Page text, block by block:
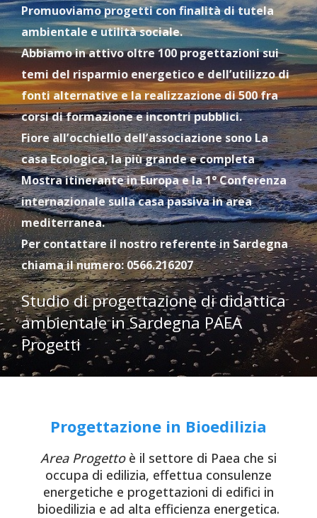
Promuoviamo progetti con finalità di tutela
ambientale e utilità sociale.
Abbiamo in attivo oltre 100 progettazioni sui
temi del risparmio energetico e dell’utilizzo di
fonti alternative e la realizzazione di 500 fra
corsi di formazione e incontri pubblici.
Fiore all’occhiello dell’associazione sono La
casa Ecologica, la più grande e completa
Mostra itinerante in Europa e la 1° Conferenza
internazionale sulla casa passiva in area
mediterranea.
Per contattare il nostro referente in Sardegna
chiama il numero: 0566.216207
Studio di progettazione di didattica
ambientale in Sardegna PAEA
Progetti
Progettazione in Bioedilizia
Area Progettoè il settore di Paea che si
occupa di edilizia, effettua consulenze
energetiche e progettazioni di edifici in
bioedilizia e ad alta efficienza energetica.